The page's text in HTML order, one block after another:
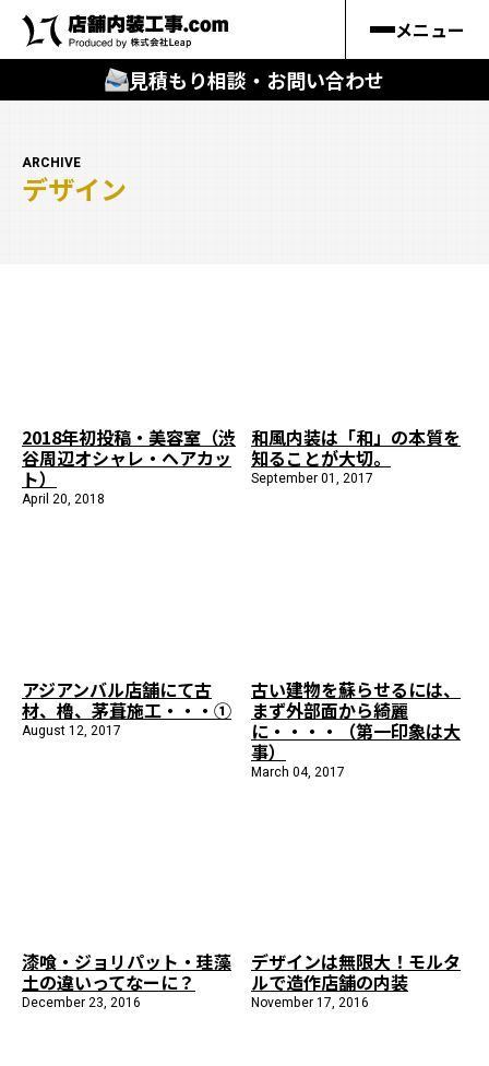
メニュー
見積もり相談・お問い合わせ
キーワードから
はじめての方
店舗内装工事.comの強み
施工までの流れ
採用情報会社概要
ARCHIVE
デザイン
2018年初投稿・美容室（渋
谷周辺オシャレ・ヘアカッ
ト）
April 20, 2018
和風内装は「和」の本質を
知ることが大切。
September 01, 2017
アジアンバル店舗にて古
材、櫓、茅葺施工・・・①
August 12, 2017
古い建物を蘇らせるには、
まず外部面から綺麗
に・・・・（第一印象は大
事）
March 04, 2017
漆喰・ジョリパット・珪藻
土の違いってなーに？
December 23, 2016
デザインは無限大！モルタ
ルで造作店舗の内装
November 17, 2016